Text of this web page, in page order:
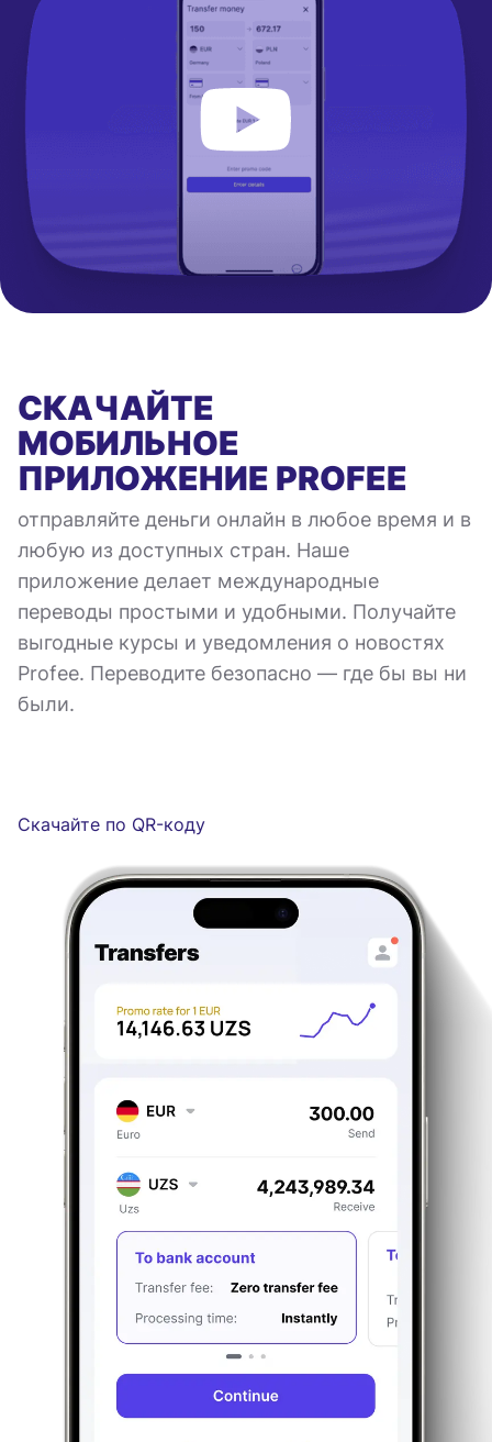
СКАЧАЙТЕ
МОБИЛЬНОЕ
ПРИЛОЖЕНИЕ PROFEE
отправляйте деньги онлайн в любое время и в
любую из доступных стран. Наше
приложение делает международные
переводы простыми и удобными. Получайте
выгодные курсы и уведомления о новостях
Profee. Переводите безопасно — где бы вы ни
были.
Скачайте по QR-коду